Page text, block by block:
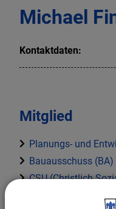
Michael
Kontaktdaten:
Mitglied
Planungs- und
Bauausschuss (BA)
CSU (Christlich